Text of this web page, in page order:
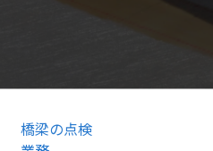
橋梁の点検